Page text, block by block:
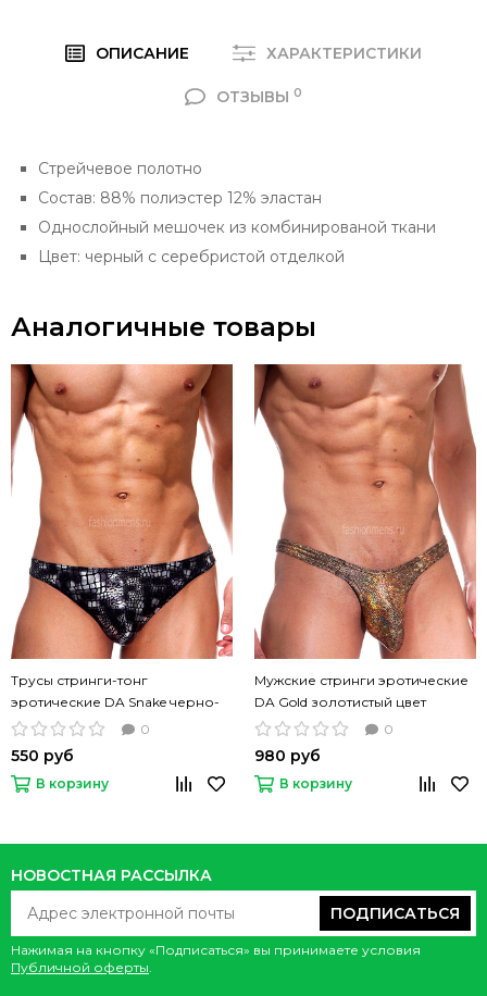
ОПИСАНИЕ ХАРАКТЕРИСТИКИ
ОТЗЫВЫ 0
Стрейчевое полотно
Состав: 88% полиэстер 12% эластан
Однослойный мешочек из комбинированой ткани
Цвет: черный с серебристой отделкой
Аналогичные товары
Трусы стринги-тонг
эротические DA Snake черно-
серебристый
0
550 руб
В корзину
Мужские стринги эротические
DA Gold золотистый цвет
0
980 руб
В корзину
НОВОСТНАЯ РАССЫЛКА
ПОДПИСАТЬСЯ
Нажимая на кнопку «Подписаться» вы принимаете условия
Публичной оферты.